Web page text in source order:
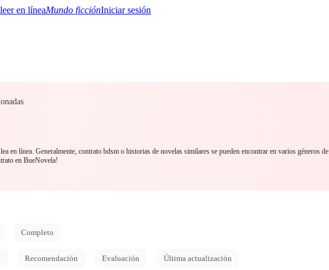
Mundo ficciónIniciar sesión
en línea. Generalmente, contrato bdsm o historias de novelas similares se pueden encontrar en varios géneros de
en BueNovela!
Completo
Recomendación Evaluación Última actualización